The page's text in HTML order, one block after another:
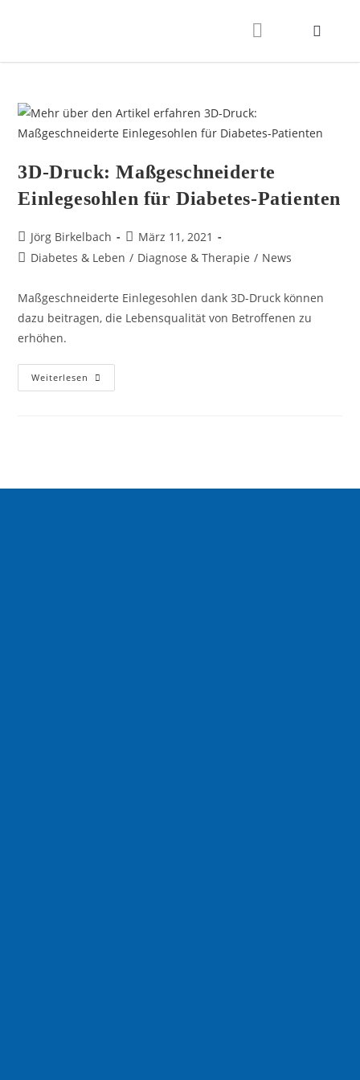
3D-Druck: Maßgeschneiderte
Einlegesohlen für Diabetes-Patienten
Jörg Birkelbach
März 11, 2021
Diabetes & Leben / Diagnose & Therapie / News
Maßgeschneiderte Einlegesohlen dank 3D-Druck können
dazu beitragen, die Lebensqualität von Betroffenen zu
erhöhen.
Weiterlesen